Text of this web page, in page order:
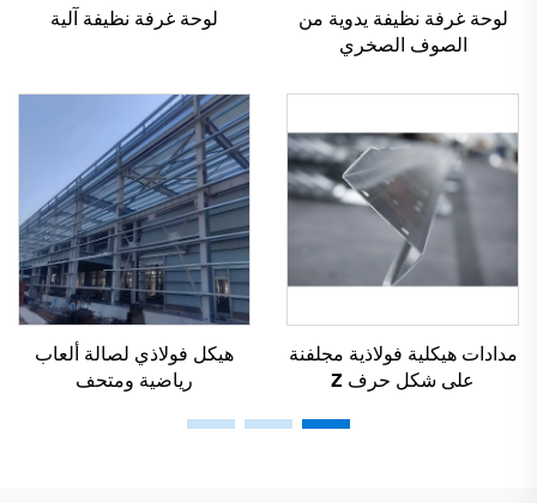
لوحة غرفة نظيفة يدوية من
الصوف الصخري
لوحة غرفة نظيفة آلية
مدادات هيكلية فولاذية مجلفنة
على شكل حرف Z
هيكل فولاذي لصالة ألعاب
رياضية ومتحف